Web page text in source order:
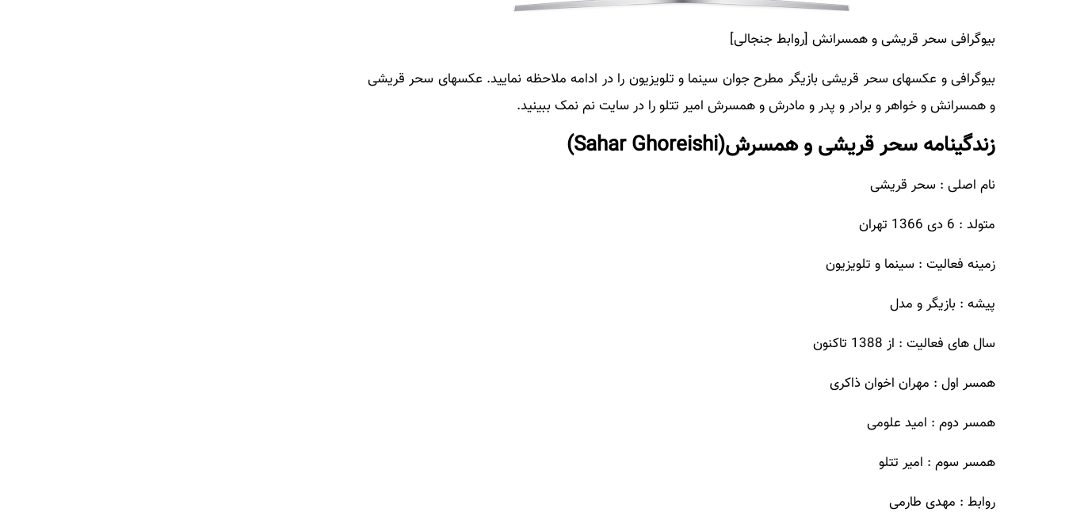
بیوگرافی سحر قریشی و همسرانش [روابط جنجالی]
بیوگرافی و عکسهای سحر قریشی بازیگر مطرح جوان سینما و تلویزیون را در ادامه ملاحظه نمایید. عکسهای سحر قریشی
و همسرانش و خواهر و برادر و پدر و مادرش و همسرش امیر تتلو را در سایت نم نمک ببینید.
زندگینامه سحر قریشی و همسرش(Sahar Ghoreishi)
نام اصلی : سحر قریشی
متولد : 6 دی 1366 تهران
زمینه فعالیت : سینما و تلویزیون
پیشه : بازیگر و مدل
سال های فعالیت : از 1388 تاکنون
همسر اول : مهران اخوان ذاکری
همسر دوم : امید علومی
همسر سوم : امیر تتلو
روابط : مهدی طارمی